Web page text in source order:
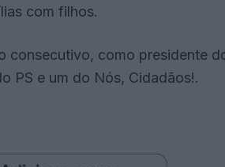
com filhos.
consecutivo, como presidente
PS e um do Nós, Cidadãos!.